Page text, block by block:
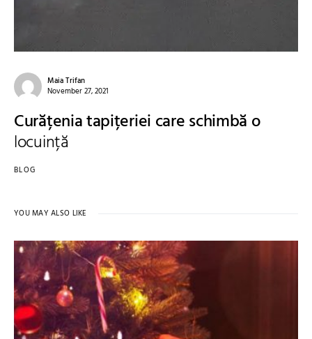
Maia Trifan
November 27, 2021
Curățenia tapițeriei care schimbă o
locuință
BLOG
YOU MAY ALSO LIKE